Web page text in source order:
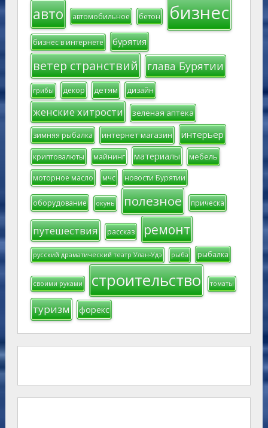
авто автомобильное бетон бизнес
бизнес в интернете бурятия
ветер странствий глава Бурятии
грибы декор детям дизайн
женские хитрости зеленая аптека
зимняя рыбалка интернет магазин интерьер
криптовалюты майнинг материалы мебель
моторное масло мчс новости Бурятии
оборудование окунь полезное прическа
путешествия рассказ ремонт
русский драматический театр Улан-Удэ рыба рыбалка
своими руками строительство томаты
туризм форекс